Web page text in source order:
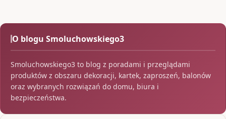
O blogu Smoluchowskiego3
Smoluchowskiego3 to blog z poradami i przeglądami
produktów z obszaru dekoracji, kartek, zaproszeń, balonów
oraz wybranych rozwiązań do domu, biura i
bezpieczeństwa.